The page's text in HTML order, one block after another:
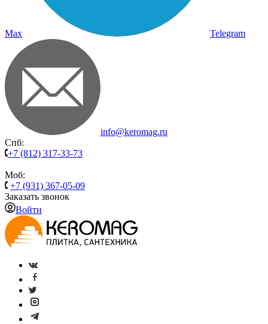
Max Telegram
info@keromag.ru
Спб:
+7 (812) 317-33-73
Моб:
+7 (931) 367-05-09
Заказать звонок
Войти